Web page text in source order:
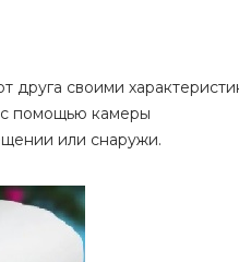
друга своими
с помощью камеры
или снаружи.